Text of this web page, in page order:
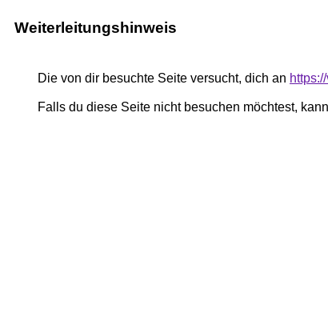
Weiterleitungshinweis
Die von dir besuchte Seite versucht, dich an
Falls du diese Seite nicht besuchen möchtest,